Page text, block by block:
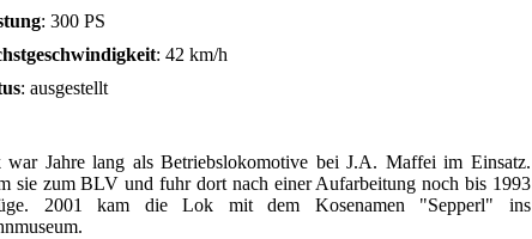
: 300 PS
: 42 km/h
: ausgestellt
Jahre lang als Betriebslokomotive bei J.A. Maffei im Einsatz.
sie zum BLV und fuhr dort nach einer Aufarbeitung noch bis 1993
2001 kam die Lok mit dem Kosenamen "Sepperl" ins